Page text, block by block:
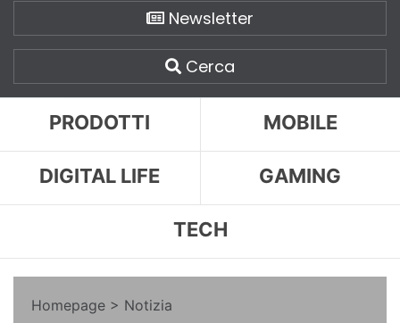
Newsletter
Cerca
PRODOTTI MOBILE
DIGITAL LIFE GAMING
TECH
Homepage > Notizia